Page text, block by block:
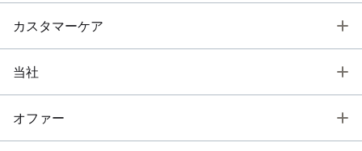
カスタマーケア
当社
オファー